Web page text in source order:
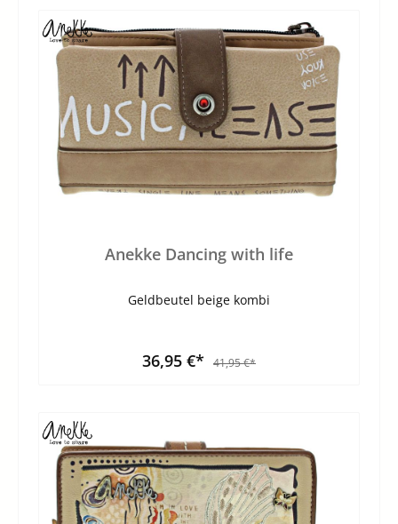
Anekke Dancing with life
Geldbeutel beige kombi
36,95 €* 41,95 €*